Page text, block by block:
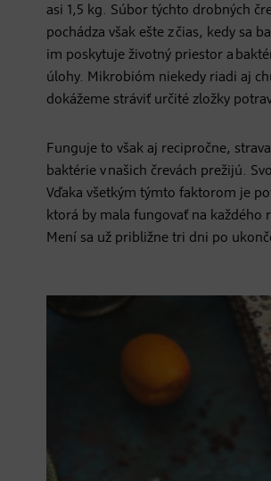
asi 1,5 kg. Súbor týchto drobných
pochádza však ešte z čias, kedy sa
im poskytuje životný priestor a
úlohy. Mikrobióm niekedy riadi aj
dokážeme stráviť určité zložky
Funguje to však aj recipročne,
baktérie v našich črevách prežijú.
Vďaka všetkým týmto faktorom je
ktorá by mala fungovať na každého
Mení sa už približne tri dni po